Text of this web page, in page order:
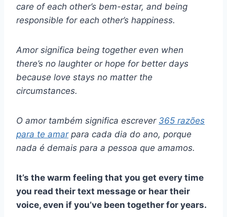
care of each other’s bem-estar, and being
responsible for each other’s happiness.
Amor significa being together even when
there’s no laughter or hope for better days
because love stays no matter the
circumstances.
O amor também significa escrever 365 razões
para te amarpara cada dia do ano, porque
nada é demais para a pessoa que amamos.
It’s the warm feeling that you get every time
you read their text message or hear their
voice, even if you’ve been together for years.